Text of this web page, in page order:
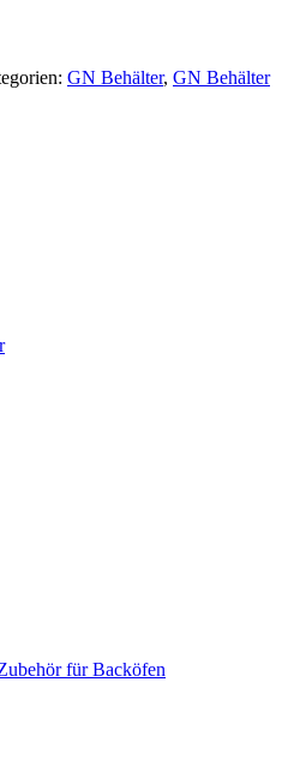
für Backöfen
GN Behälter, GN Behälter